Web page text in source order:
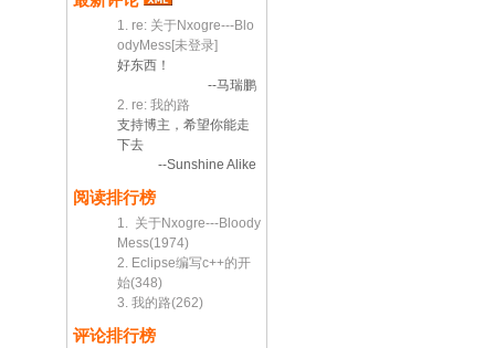
1. re: 关于Nxogre---Blo
odyMess[未登录]
好东西！
--马瑞鹏
2. re: 我的路
支持博主，希望你能走
下去
--Sunshine Alike
阅读排行榜
1. 关于Nxogre---Bloody
Mess(1974)
2. Eclipse编写c++的开
始(348)
3. 我的路(262)
评论排行榜